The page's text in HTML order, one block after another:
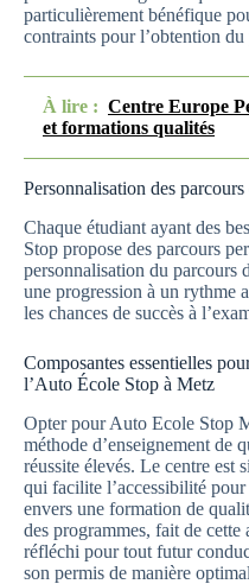
particulièrement bénéfique
contraints pour l’obtention du
À lire : Centre Europe
et formations qualités
Personnalisation des parcours
Chaque étudiant ayant des
Stop propose des parcours
personnalisation du parcours
une progression à un rythme
les chances de succès à
Composantes essentielles
l’Auto École Stop à Metz
Opter pour Auto Ecole Stop
méthode d’enseignement de
réussite élevés. Le centre est
qui facilite l’accessibilité pour
envers une formation de
des programmes, fait de
réfléchi pour tout futur
son permis de manière